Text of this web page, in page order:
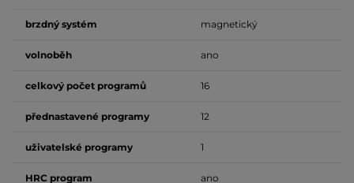
brzdný systém magnetický
volnoběh ano
celkový počet programů 16
přednastavené programy 12
uživatelské programy 1
HRC program ano